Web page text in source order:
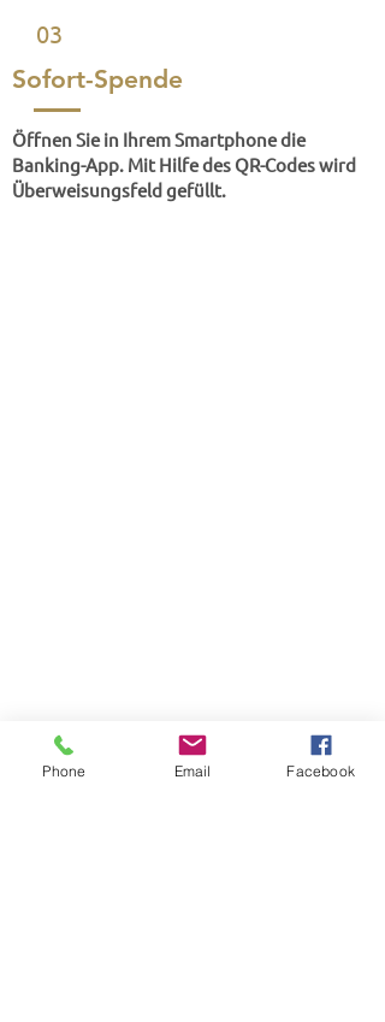
03
Sofort-Spende
Öffnen Sie in Ihrem Smartphone die
Banking-App. Mit Hilfe des QR-Codes wird
Überweisungsfeld gefüllt.
Phone Email Facebook